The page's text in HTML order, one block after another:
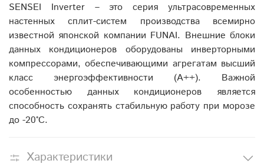
SENSEI Inverter – это серия ультрасовременных
настенных сплит-систем производства всемирно
известной японской компании FUNAI. Внешние блоки
данных кондиционеров оборудованы инверторными
компрессорами, обеспечивающими агрегатам высший
класс энергоэффективности (А++). Важной
особенностью данных кондиционеров является
способность сохранять стабильную работу при морозе
до -20°С.
Характеристики